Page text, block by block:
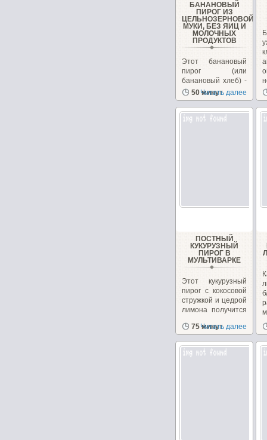
БАНАНОВЫЙ
ПИРОГ ИЗ
ЦЕЛЬНОЗЕРНОВОЙ
МУКИ, БЕЗ ЯИЦ И
МОЛОЧНЫХ
ПРОДУКТОВ
Этот банановый
пирог (или
банановый хлеб) -
довольно
популярный
десерт в Индии....
50 минут
Читать далее
ПОСТНЫЙ
КУКУРУЗНЫЙ
ПИРОГ В
МУЛЬТИВАРКЕ
Этот кукурузный
пирог с кокосовой
стружкой и цедрой
лимона получится
75 минут
Читать далее